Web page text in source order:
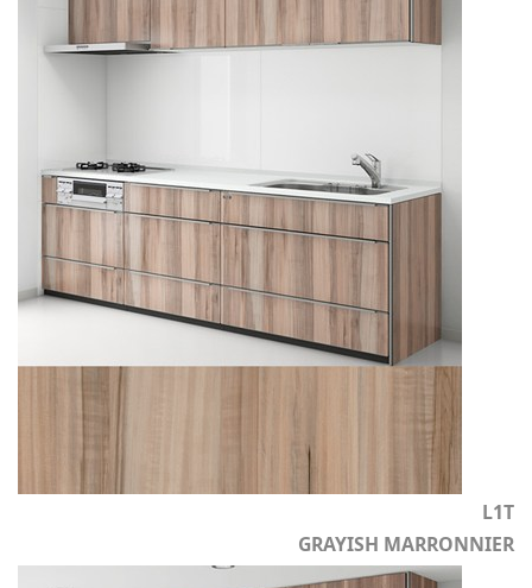
L1T
GRAYISH MARRONNIER